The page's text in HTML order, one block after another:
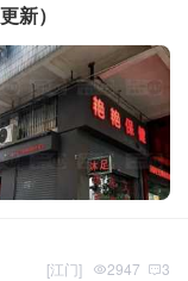
新）
3
2947
[江门]